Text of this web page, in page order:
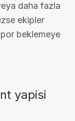
daha fazla
ekipler
beklemeye
yapisi